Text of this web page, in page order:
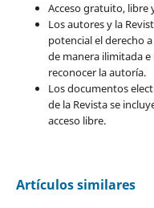
Acceso gratuito, libre
Los autores y la
potencial el derecho
de manera ilimitada
reconocer la autoría.
Los documentos
de la Revista se
acceso libre.
Artículos similares